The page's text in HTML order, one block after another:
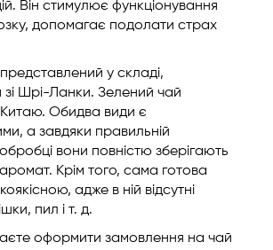
Він стимулює функціонування
допомагає подолати страх
у складі,
зі Шрі-Ланки. Зелений чай
Китаю. Обидва види є
а завдяки правильній
вони повністю зберігають
Крім того, сама готова
адже в ній відсутні
пил і т. д.
оформити замовлення на чай